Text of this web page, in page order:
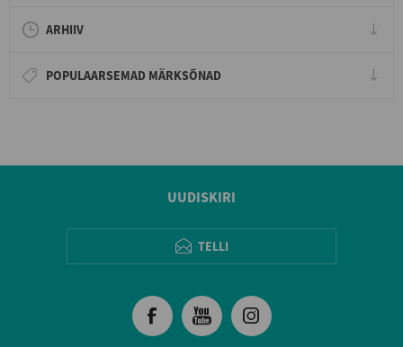
ARHIIV
POPULAARSEMAD MÄRKSÕNAD
UUDISKIRI
TELLI